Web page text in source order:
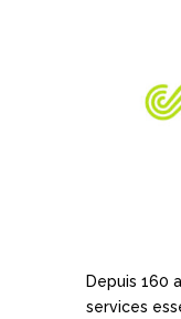
Depuis 160
services